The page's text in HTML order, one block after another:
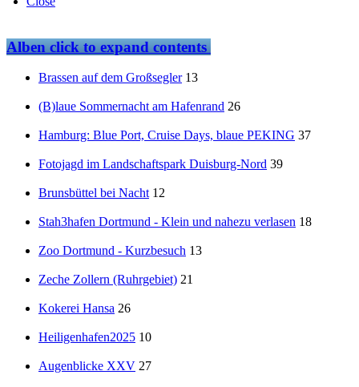
Albenclick to expand contents
Brassen auf dem Großsegler 13
(B)laue Sommernacht am Hafenrand 26
Hamburg: Blue Port, Cruise Days, blaue PEKING 37
Fotojagd im Landschaftspark Duisburg-Nord 39
Brunsbüttel bei Nacht 12
Stah3hafen Dortmund - Klein und nahezu verlasen 18
Zoo Dortmund - Kurzbesuch 13
Zeche Zollern (Ruhrgebiet) 21
Kokerei Hansa 26
Heiligenhafen2025 10
Augenblicke XXV 27